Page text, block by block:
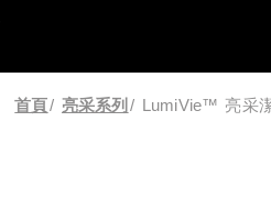
首頁/ 亮采系列 / LumiVie™ 亮采